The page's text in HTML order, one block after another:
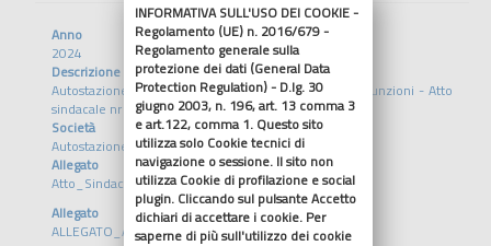
Anno
2024
Descrizione
Autostazione di Bologna Srl budget 2024 e piano assunzioni - Atto
sindacale nr 76/2004
Società
Autostazione di Bologna s.r.l
Allegato
Atto_Sindacale_nr_76_26_03_2024.pdf
Allegato
ALLEGATO_A_BUDGET_2024.pdf
INFORMATIVA SULL'USO DEI COOKIE -
Regolamento (UE) n. 2016/679 -
Regolamento generale sulla
protezione dei dati (General Data
Protection Regulation) - D.lg. 30
giugno 2003, n. 196, art. 13 comma 3
e art.122, comma 1. Questo sito
utilizza solo Cookie tecnici di
navigazione o sessione. Il sito non
utilizza Cookie di profilazione e social
plugin. Cliccando sul pulsante Accetto
dichiari di accettare i cookie. Per
saperne di più sull'utilizzo dei cookie